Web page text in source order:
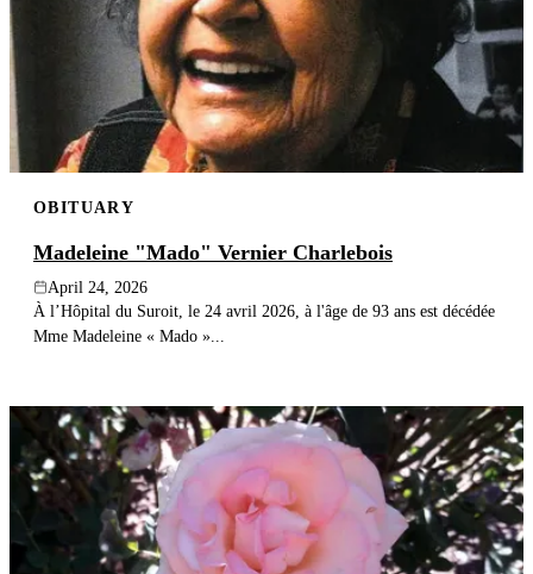
OBITUARY
Madeleine "Mado" Vernier Charlebois
April 24, 2026
À l’Hôpital du Suroit, le 24 avril 2026, à l'âge de 93 ans est décédée
Mme Madeleine « Mado »...